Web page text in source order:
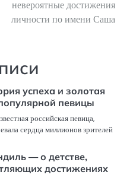
невероятные достижения
личности по имени Саша
успеха и золотая
певицы
российская певица,
сердца миллионов зрителей
— о детстве,
достижениях